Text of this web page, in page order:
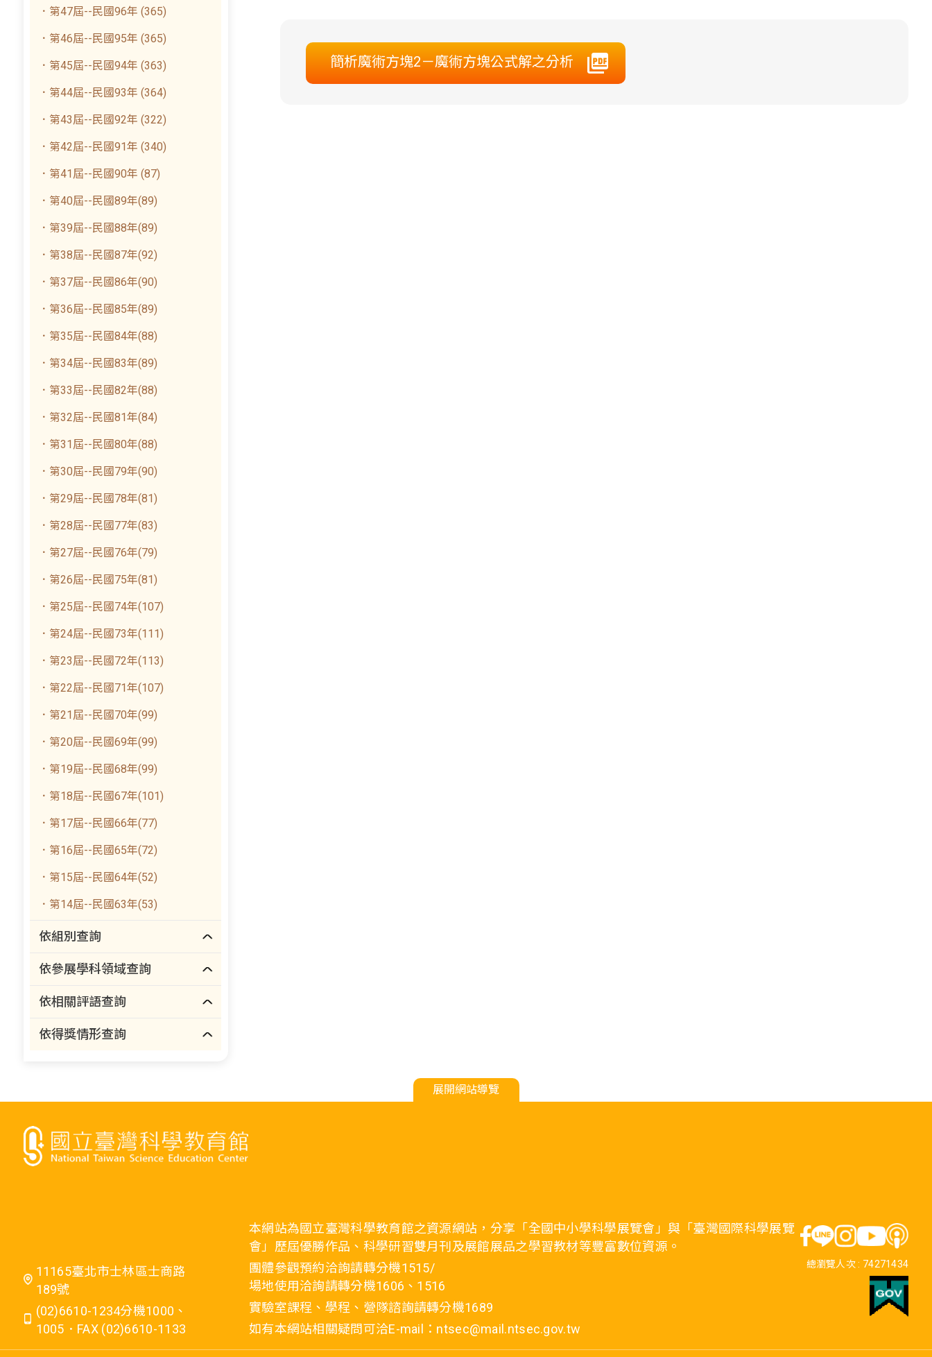
．第47屆--民國96年 (365)
．第46屆--民國95年 (365)
．第45屆--民國94年 (363)
．第44屆--民國93年 (364)
．第43屆--民國92年 (322)
．第42屆--民國91年 (340)
．第41屆--民國90年 (87)
．第40屆--民國89年(89)
．第39屆--民國88年(89)
．第38屆--民國87年(92)
．第37屆--民國86年(90)
．第36屆--民國85年(89)
．第35屆--民國84年(88)
．第34屆--民國83年(89)
．第33屆--民國82年(88)
．第32屆--民國81年(84)
．第31屆--民國80年(88)
．第30屆--民國79年(90)
．第29屆--民國78年(81)
．第28屆--民國77年(83)
．第27屆--民國76年(79)
．第26屆--民國75年(81)
．第25屆--民國74年(107)
．第24屆--民國73年(111)
．第23屆--民國72年(113)
．第22屆--民國71年(107)
．第21屆--民國70年(99)
．第20屆--民國69年(99)
．第19屆--民國68年(99)
．第18屆--民國67年(101)
．第17屆--民國66年(77)
．第16屆--民國65年(72)
．第15屆--民國64年(52)
．第14屆--民國63年(53)
依組別查詢
依參展學科領域查詢
依相關評語查詢
依得獎情形查詢
簡析魔術方塊2－魔術方塊公式解之分析
展開網站導覽
11165臺北市士林區士商路
189號
(02)6610-1234分機1000、
1005．FAX (02)6610-1133
本網站為國立臺灣科學教育館之資源網站，分享「全國中小學科學展覽會」與「臺灣國際科學展覽
會」歷屆優勝作品、科學研習雙月刊及展館展品之學習教材等豐富數位資源。
團體參觀預約洽詢請轉分機1515/
場地使用洽詢請轉分機1606、1516
實驗室課程、學程、營隊諮詢請轉分機1689
如有本網站相關疑問可洽E-mail：ntsec@mail.ntsec.gov.tw
總瀏覽人次 : 74271434